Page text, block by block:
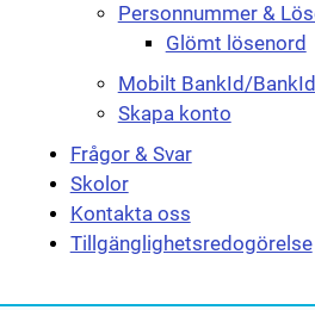
Personnummer &
Glömt lösenord
Mobilt BankId/BankId
Skapa konto
Frågor & Svar
Skolor
Kontakta oss
Tillgänglighetsredogörelse